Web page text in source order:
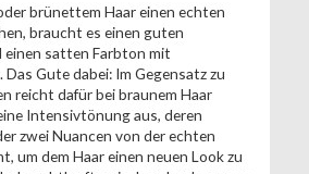
brünettem Haar einen echten
braucht es einen guten
satten Farbton mit
Gute dabei: Im Gegensatz zu
reicht dafür bei braunem Haar
Intensivtönung aus, deren
zwei Nuancen von der echten
um dem Haar einen neuen Look zu